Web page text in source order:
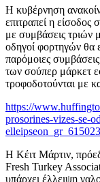
Η κυβέρνηση
επιτραπεί η
με συμβάσεις τριών
οδηγοί φορτηγών θα
παρόμοιες
των σούπερ μάρκετ
τροφοδοτούνται με
https://
prosorines-vizes-se-
Η Κέιτ Μάρτιν,
Fresh Turkey
υπάρχει έλλειψη